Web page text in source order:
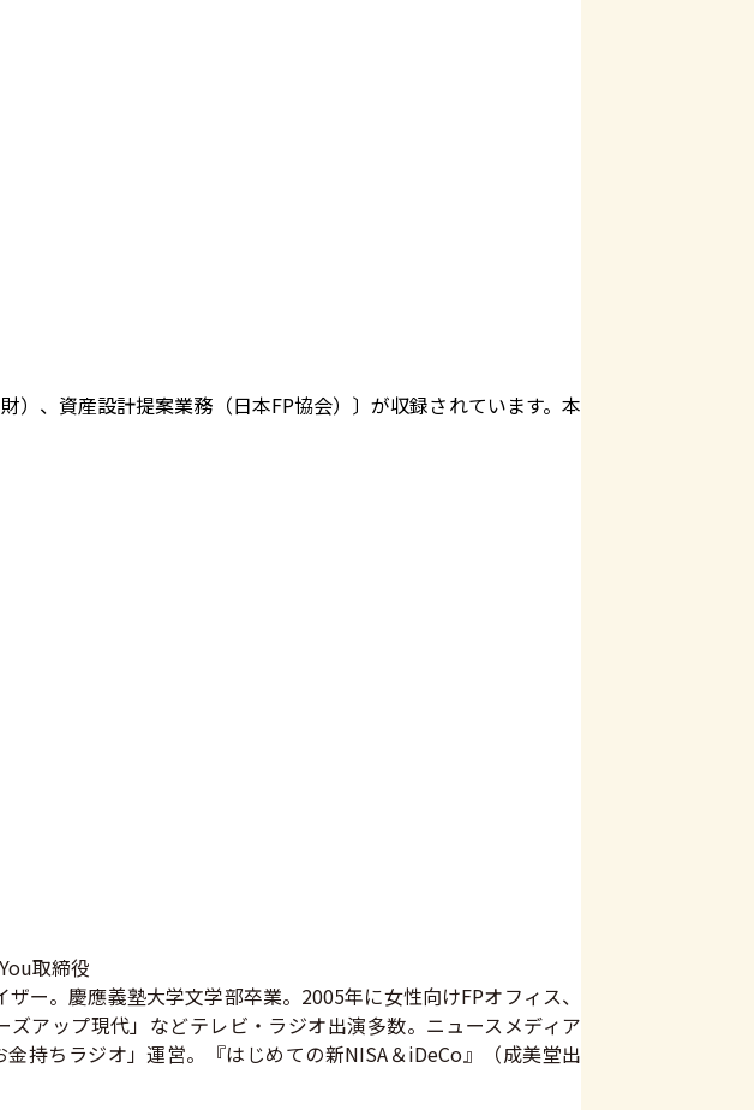
、資産設計提案業務（日本FP協会）〕が収録されています。本
取締役
ー。慶應義塾大学文学部卒業。2005年に女性向けFPオフィス、
アップ現代」などテレビ・ラジオ出演多数。ニュースメディア
持ちラジオ」運営。『はじめての新NISA＆iDeCo』（成美堂出